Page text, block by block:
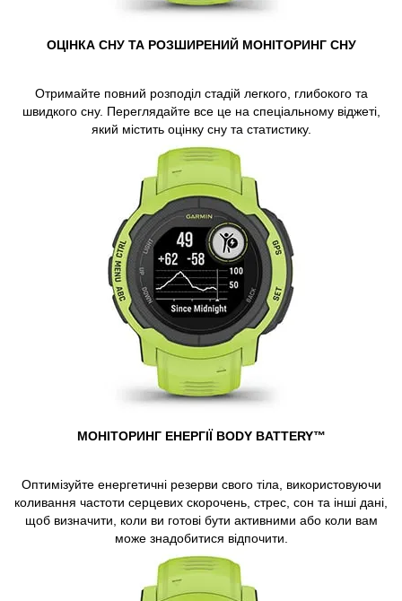
ОЦІНКА СНУ ТА РОЗШИРЕНИЙ МОНІТОРИНГ СНУ
Отримайте повний розподіл стадій легкого, глибокого та
швидкого сну. Переглядайте все це на спеціальному віджеті,
який містить оцінку сну та статистику.
МОНІТОРИНГ ЕНЕРГІЇ BODY BATTERY™
Оптимізуйте енергетичні резерви свого тіла, використовуючи
коливання частоти серцевих скорочень, стрес, сон та інші дані,
щоб визначити, коли ви готові бути активними або коли вам
може знадобитися відпочити.